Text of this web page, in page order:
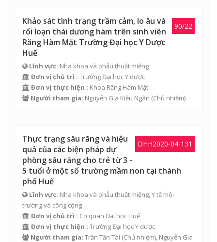
90/22
Khảo sát tình trạng trầm cảm, lo âu và
rối loạn thái dương hàm trên sinh viên
Răng Hàm Mặt Trường Đại học Y Dược
Huế
Lĩnh vực: Nha khoa và phẫu thuật miệng
Đơn vị chủ trì : Trường Đại học Y dược
Đơn vị thực hiện : Khoa Răng Hàm Mặt
Người tham gia: Nguyễn Gia Kiều Ngân (Chủ nhiệm)
DHH2020-04-131
Thực trạng sâu răng và hiệu
quả của các biện pháp dự
phòng sâu răng cho trẻ từ 3 -
5 tuổi ở một số trường mầm non tại thành
phố Huế
Lĩnh vực: Nha khoa và phẫu thuật miệng, Y tế môi
trường và công cộng
Đơn vị chủ trì : Cơ quan Đại học Huế
Đơn vị thực hiện : Trường Đại học Y dược
Người tham gia: Trần Tấn Tài (Chủ nhiệm), Nguyễn Gia